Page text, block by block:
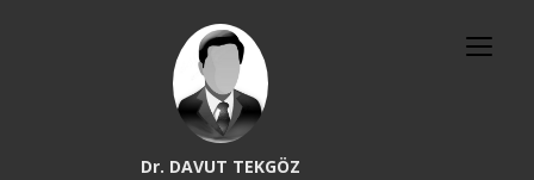
Dr. DAVUT TEKGÖZ